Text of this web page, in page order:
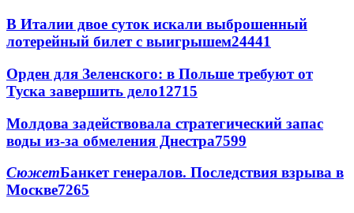
В Италии двое суток искали выброшенный
лотерейный билет с выигрышем24441
Орден для Зеленского: в Польше требуют от
Туска завершить дело12715
Молдова задействовала стратегический запас
воды из-за обмеления Днестра7599
СюжетБанкет генералов. Последствия взрыва в
Москве7265